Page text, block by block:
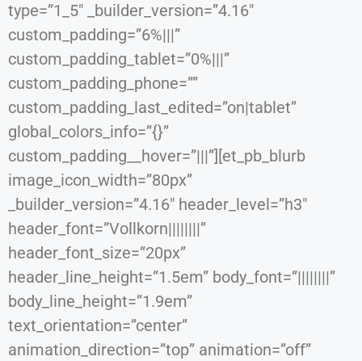
type=”1_5″ _builder_version=”4.16″
custom_padding=”6%|||”
custom_padding_tablet=”0%|||”
custom_padding_phone=””
custom_padding_last_edited=”on|tablet”
global_colors_info=”{}”
custom_padding__hover=”|||”][et_pb_blurb
image_icon_width=”80px”
_builder_version=”4.16″ header_level=”h3″
header_font=”Vollkorn||||||||”
header_font_size=”20px”
header_line_height=”1.5em” body_font=”||||||||”
body_line_height=”1.9em”
text_orientation=”center”
animation_direction=”top” animation=”off”